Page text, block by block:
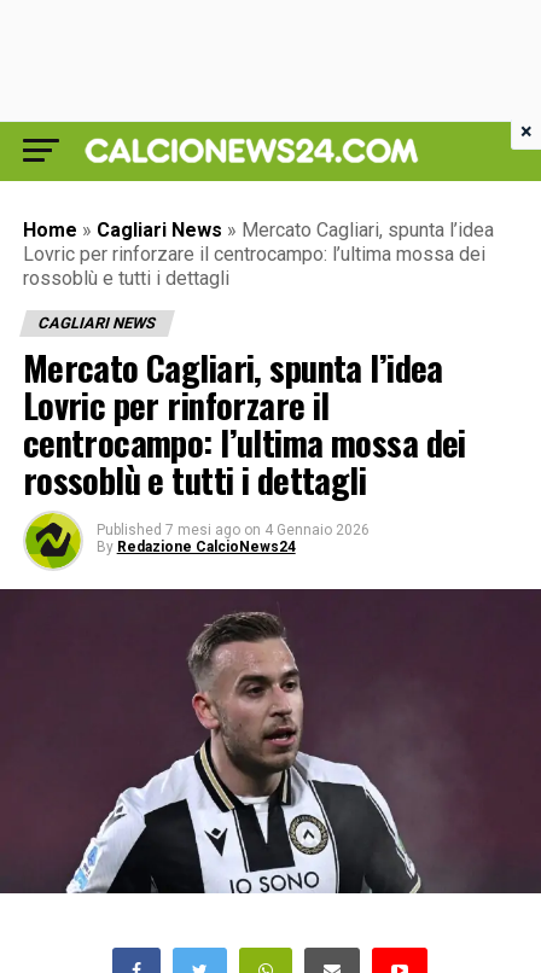
Home » Cagliari News » Mercato Cagliari, spunta l’idea
Lovric per rinforzare il centrocampo: l’ultima mossa dei
rossoblù e tutti i dettagli
CAGLIARI NEWS
Mercato Cagliari, spunta l’idea
Lovric per rinforzare il
centrocampo: l’ultima mossa dei
rossoblù e tutti i dettagli
Published 7 mesi ago on 4 Gennaio 2026
By Redazione CalcioNews24
×